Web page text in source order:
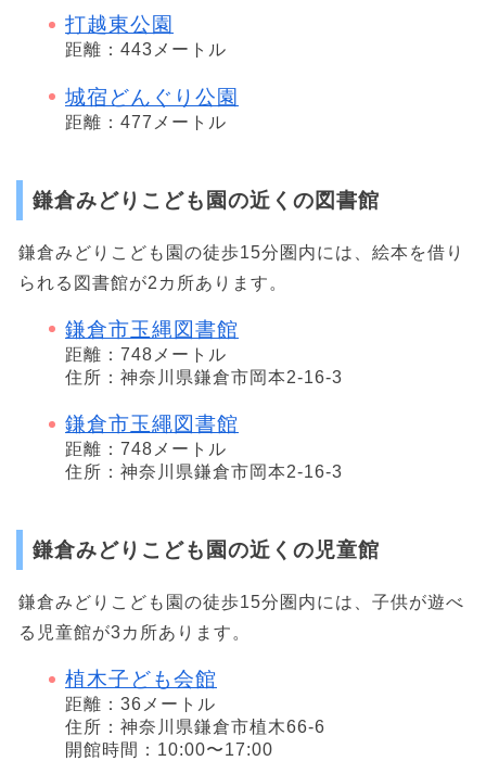
打越東公園
距離：443メートル
城宿どんぐり公園
距離：477メートル
鎌倉みどりこども園の近くの図書館
鎌倉みどりこども園の徒歩15分圏内には、絵本を借り
られる図書館が2カ所あります。
鎌倉市玉縄図書館
距離：748メートル
住所：神奈川県鎌倉市岡本2-16-3
鎌倉市玉繩図書館
距離：748メートル
住所：神奈川県鎌倉市岡本2-16-3
鎌倉みどりこども園の近くの児童館
鎌倉みどりこども園の徒歩15分圏内には、子供が遊べ
る児童館が3カ所あります。
植木子ども会館
距離：36メートル
住所：神奈川県鎌倉市植木66-6
開館時間：10:00〜17:00